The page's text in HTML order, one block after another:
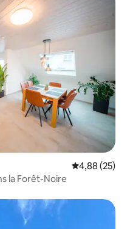
Évaluation
4,88 (25)
la Forêt-Noire